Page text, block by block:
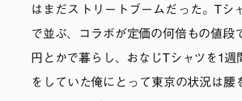
はまだストリートブームだった。Tシ
で並ぶ、コラボが定価の何倍もの値段
円とかで暮らし、おなじTシャツを1週
をしていた俺にとって東京の状況は腰